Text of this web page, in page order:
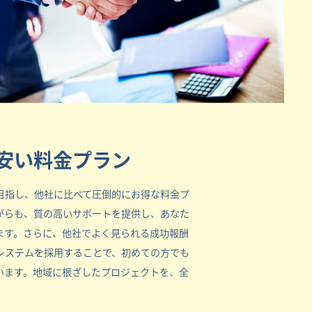
い料金プラン
し、他社に比べて圧倒的にお得な料金プ
も、質の高いサポートを提供し、あなた
。さらに、他社でよく見られる成功報酬
テムを採用することで、初めての方でも
す。地域に根ざしたプロジェクトを、全